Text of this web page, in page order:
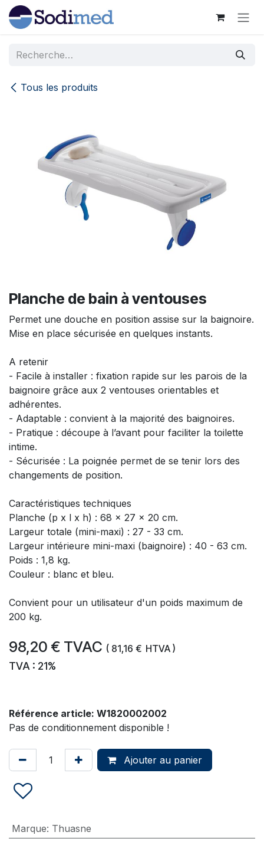
Se rendre au contenu
Tous les produits
Planche de bain à ventouses
Permet une douche en position assise sur la baignoire.
Mise en place sécurisée en quelques instants.
A retenir
- Facile à installer : fixation rapide sur les parois de la
baignoire grâce aux 2 ventouses orientables et
adhérentes.
- Adaptable : convient à la majorité des baignoires.
- Pratique : découpe à l’avant pour faciliter la toilette
intime.
- Sécurisée : La poignée permet de se tenir lors des
changements de position.
Caractéristiques techniques
Planche (p x l x h) : 68 x 27 x 20 cm.
Largeur totale (mini-maxi) : 27 - 33 cm.
Largeur intérieure mini-maxi (baignoire) : 40 - 63 cm.
Poids : 1,8 kg.
Couleur : blanc et bleu.
Convient pour un utilisateur d'un poids maximum de
200 kg.
98,20 € TVAC ( 81,16 € HTVA )
TVA : 21%
Référence article: W1820002002
Pas de conditionnement disponible !
Ajouter au panier
Marque: Thuasne